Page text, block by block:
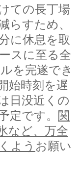
ての長丁場
らすため、
に休息を取
スに至る全
を完遂でき
始時刻を遅
日没近くの
定です。 関
など、万全
よう お願い